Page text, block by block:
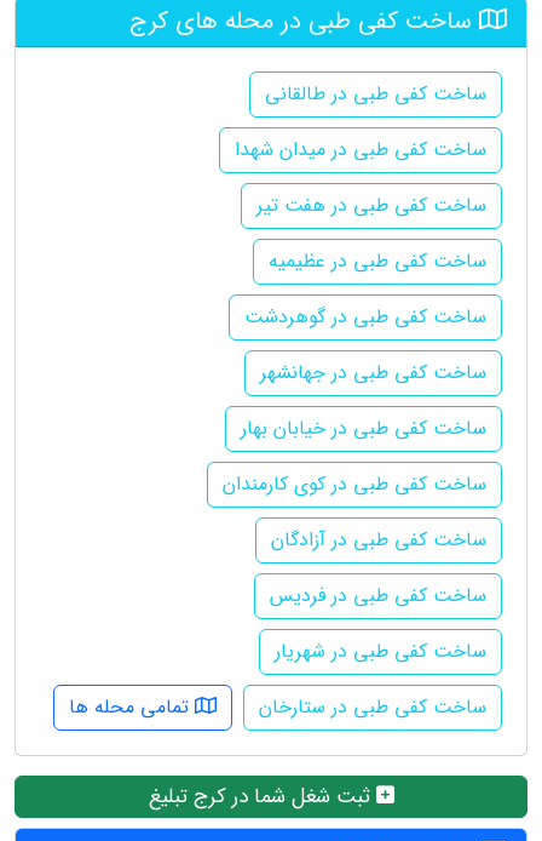
ساخت کفی طبی در محله های کرج
ساخت کفی طبی در طالقانی
ساخت کفی طبی در میدان شهدا
ساخت کفی طبی در هفت تیر
ساخت کفی طبی در عظیمیه
ساخت کفی طبی در گوهردشت
ساخت کفی طبی در جهانشهر
ساخت کفی طبی در خیابان بهار
ساخت کفی طبی در کوی کارمندان
ساخت کفی طبی در آزادگان
ساخت کفی طبی در فردیس
ساخت کفی طبی در شهریار
ساخت کفی طبی در ستارخان
تمامی محله ها
ثبت شغل شما در کرج تبلیغ